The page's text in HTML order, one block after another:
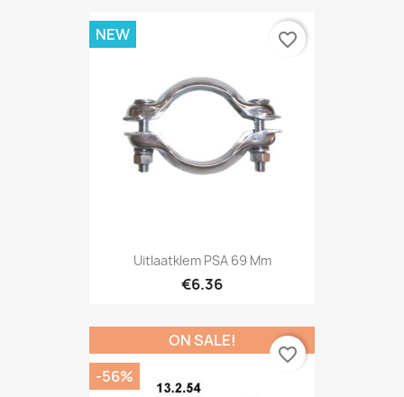
Uitlaatklem PSA 69 Mm
€6.36
NEW favorite_border
ON SALE!
-56%
favorite_border